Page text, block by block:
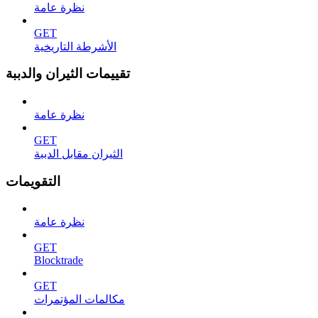
نظرة عامة
GET
الأشرطة التاريخية
تقييمات الثيران والدببة
نظرة عامة
GET
الثيران مقابل الدببة
التقويمات
نظرة عامة
GET
Blocktrade
GET
مكالمات المؤتمرات